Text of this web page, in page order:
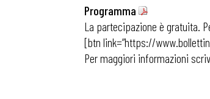
Programma
La partecipazione è gratuita.
[btn link=”https://
Per maggiori informazioni